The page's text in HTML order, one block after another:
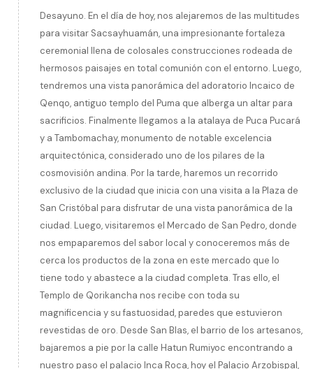
Desayuno. En el día de hoy, nos alejaremos de las multitudes
para visitar Sacsayhuamán, una impresionante fortaleza
ceremonial llena de colosales construcciones rodeada de
hermosos paisajes en total comunión con el entorno. Luego,
tendremos una vista panorámica del adoratorio Incaico de
Qenqo, antiguo templo del Puma que alberga un altar para
sacrificios. Finalmente llegamos a la atalaya de Puca Pucará
y a Tambomachay, monumento de notable excelencia
arquitectónica, considerado uno de los pilares de la
cosmovisión andina. Por la tarde, haremos un recorrido
exclusivo de la ciudad que inicia con una visita a la Plaza de
San Cristóbal para disfrutar de una vista panorámica de la
ciudad. Luego, visitaremos el Mercado de San Pedro, donde
nos empaparemos del sabor local y conoceremos más de
cerca los productos de la zona en este mercado que lo
tiene todo y abastece a la ciudad completa. Tras ello, el
Templo de Qorikancha nos recibe con toda su
magnificencia y su fastuosidad, paredes que estuvieron
revestidas de oro. Desde San Blas, el barrio de los artesanos,
bajaremos a pie por la calle Hatun Rumiyoc encontrando a
nuestro paso el palacio Inca Roca, hoy el Palacio Arzobispal,